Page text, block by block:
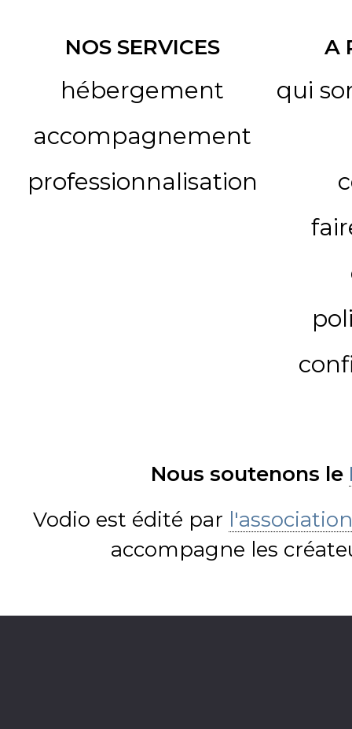
NOS SERVICES
hébergement
accompagnement
professionnalisation
A
qui